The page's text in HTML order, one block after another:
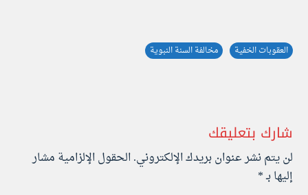
العقوبات الخفية مخالفة السنة النبوية
شارك بتعليقك
لن يتم نشر عنوان بريدك الإلكتروني.الحقول الإلزامية مشار
إليها بـ*